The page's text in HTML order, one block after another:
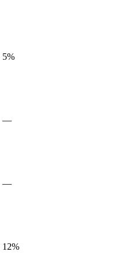
5%
—
—
12%